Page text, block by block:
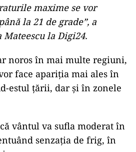
maxime se vor
la 21 de grade”, a
la Digi24.
noros în mai multe regiuni,
face apariția mai ales în
estul țării, dar și în zonele
vântul va sufla moderat în
senzația de frig, în